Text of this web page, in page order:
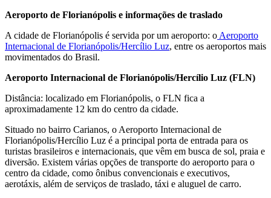
Aeroporto de Florianópolis e informações de traslado
A cidade de Florianópolis é servida por um aeroporto: o Aeroporto
Internacional de Florianópolis/Hercílio Luz, entre os aeroportos mais
movimentados do Brasil.
Aeroporto Internacional de Florianópolis/Hercílio Luz (FLN)
Distância: localizado em Florianópolis, o FLN fica a
aproximadamente 12 km do centro da cidade.
Situado no bairro Carianos, o Aeroporto Internacional de
Florianópolis/Hercílio Luz é a principal porta de entrada para os
turistas brasileiros e internacionais, que vêm em busca de sol, praia e
diversão. Existem várias opções de transporte do aeroporto para o
centro da cidade, como ônibus convencionais e executivos,
aerotáxis, além de serviços de traslado, táxi e aluguel de carro.